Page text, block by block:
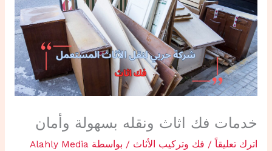
خدمات فك اثاث ونقله بسهولة وأمان
اترك تعليقاً / فك وتركيب الأثاث / بواسطة Alahly Media